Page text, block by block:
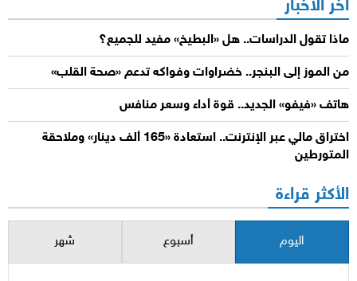
آخر الأخبار
ماذا تقول الدراسات.. هل «البطيخ» مفيد للجميع؟
من الموز إلى البنجر.. خضراوات وفواكه تدعم «صحة القلب»
هاتف «فيفو» الجديد.. قوة أداء وسعر منافس
اختراق مالي عبر الإنترنت.. استعادة «165 ألف دينار» وملاحقة
المتورطين
الأكثر قراءة
اليوم أسبوع شهر